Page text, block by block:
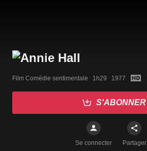
Film Comédie sentimentale   1h29   1977
S'ABONNER
Se connecter Partager